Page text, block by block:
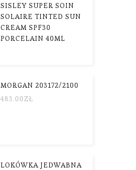
SISLEY SUPER SOIN
SOLAIRE TINTED SUN
CREAM SPF30
PORCELAIN 40ML
MORGAN 203172/2100
483.00ZŁ
LOKÓWKA JEDWABNA